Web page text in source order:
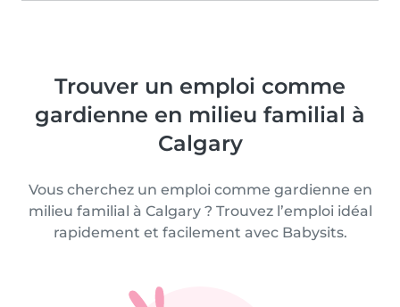
Trouver un emploi comme
gardienne en milieu familial à
Calgary
Vous cherchez un emploi comme gardienne en
milieu familial à Calgary ? Trouvez l’emploi idéal
rapidement et facilement avec Babysits.